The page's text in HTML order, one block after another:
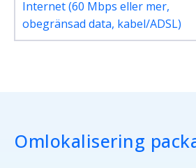
Internet (60 Mbps eller mer,
obegränsad data, kabel/ADSL)
Omlokalisering